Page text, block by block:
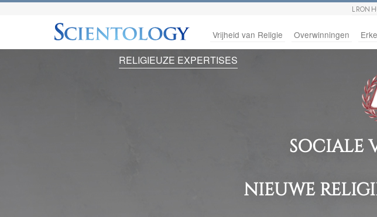
L RON
Vrijheid van Religie Overwinningen
RELIGIEUZE EXPERTISES
SOCIALE
NIEUWE